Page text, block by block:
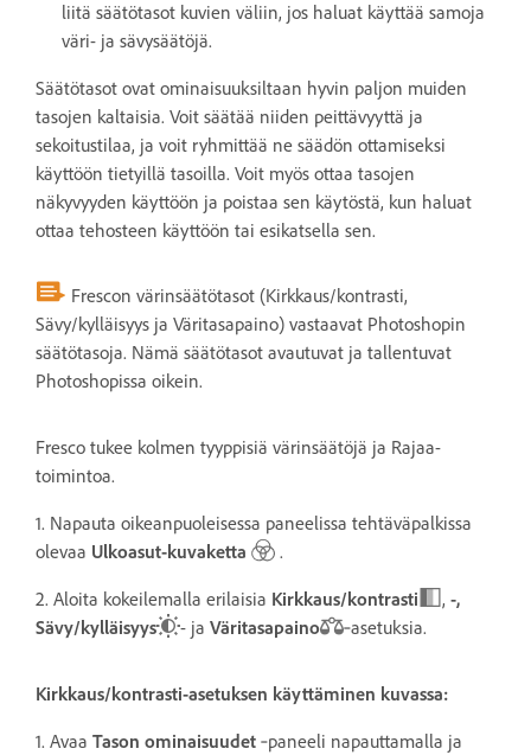
liitä säätötasot kuvien väliin, jos haluat käyttää samoja
väri- ja sävysäätöjä.
Säätötasot ovat ominaisuuksiltaan hyvin paljon muiden
tasojen kaltaisia. Voit säätää niiden peittävyyttä ja
sekoitustilaa, ja voit ryhmittää ne säädön ottamiseksi
käyttöön tietyillä tasoilla. Voit myös ottaa tasojen
näkyvyyden käyttöön ja poistaa sen käytöstä, kun haluat
ottaa tehosteen käyttöön tai esikatsella sen.
Frescon värinsäätötasot (Kirkkaus/kontrasti,
Sävy/kylläisyys ja Väritasapaino) vastaavat Photoshopin
säätötasoja. Nämä säätötasot avautuvat ja tallentuvat
Photoshopissa oikein.
Fresco tukee kolmen tyyppisiä värinsäätöjä ja Rajaa-
toimintoa.
1. Napauta oikeanpuoleisessa paneelissa tehtäväpalkissa
olevaa Ulkoasut-kuvaketta .
2. Aloita kokeilemalla erilaisia Kirkkaus/kontrasti , -,
Sävy/kylläisyys
- ja Väritasapaino ‑asetuksia.
Kirkkaus/kontrasti-asetuksen käyttäminen kuvassa:
1. Avaa Tason ominaisuudet ‑paneeli napauttamalla ja